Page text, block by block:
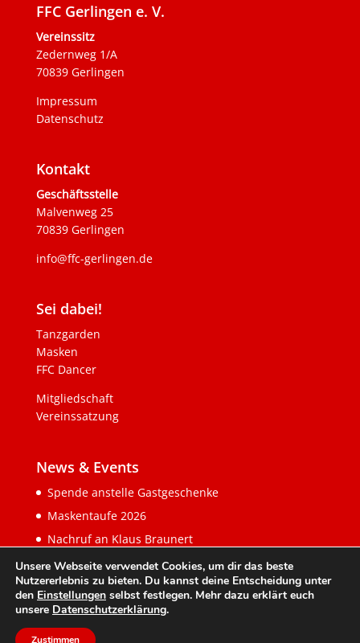
FFC Gerlingen e. V.
Vereinssitz
Zedernweg 1/A
70839 Gerlingen
Impressum
Datenschutz
Kontakt
Geschäftsstelle
Malvenweg 25
70839 Gerlingen
info@ffc-gerlingen.de
Sei dabei!
Tanzgarden
Masken
FFC Dancer
Mitgliedschaft
Vereinssatzung
News & Events
Spende anstelle Gastgeschenke
Maskentaufe 2026
Nachruf an Klaus Braunert
Unsere Webseite verwendet Cookies, um dir das beste
Nutzererlebnis zu bieten. Du kannst deine Entscheidung unter
den Einstellungen selbst festlegen. Mehr dazu erklärt euch
unsere Datenschutzerklärung.
Zustimmen